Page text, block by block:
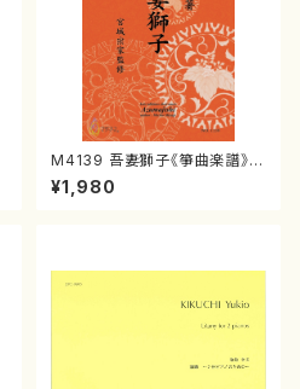
M4139 吾妻獅子《箏曲楽譜》
（箏/宮城道雄著・宮城宗家監修/
箏曲古典楽譜）
¥1,980